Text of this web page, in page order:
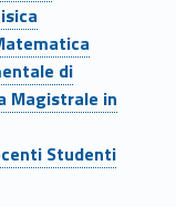
di
Magistrale in
Studenti